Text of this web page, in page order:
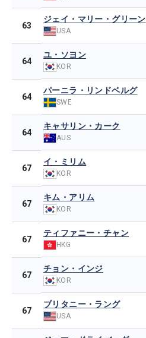
63
ジェイ・マリー・グリーン
USA
64
ユ・ソヨン
KOR
64
パーニラ・リンドベルグ
SWE
64
キャサリン・カーク
AUS
67
イ・ミリム
KOR
67
キム・アリム
KOR
67
ティファニー・チャン
HKG
67
チョン・インジ
KOR
67
ブリタニー・ラング
USA